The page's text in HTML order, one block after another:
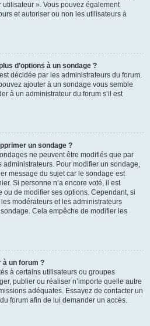
». Vous pouvez également
et autoriser ou non les utilisateurs à
d’options à un sondage ?
décidée par les administrateurs du forum.
ajouter à un sondage vous semble
à un administrateur du forum s’il est
un sondage ?
ne peuvent être modifiés que par
administrateurs. Pour modifier un sondage,
message du sujet car le sondage est
Si personne n’a encore voté, il est
de modifier ses options. Cependant, si
modérateurs et les administrateurs
Cela empêche de modifier les
à un forum ?
à certains utilisateurs ou groupes
publier ou réaliser n’importe quelle autre
adéquates. Essayez de contacter un
forum afin de lui demander un accès.